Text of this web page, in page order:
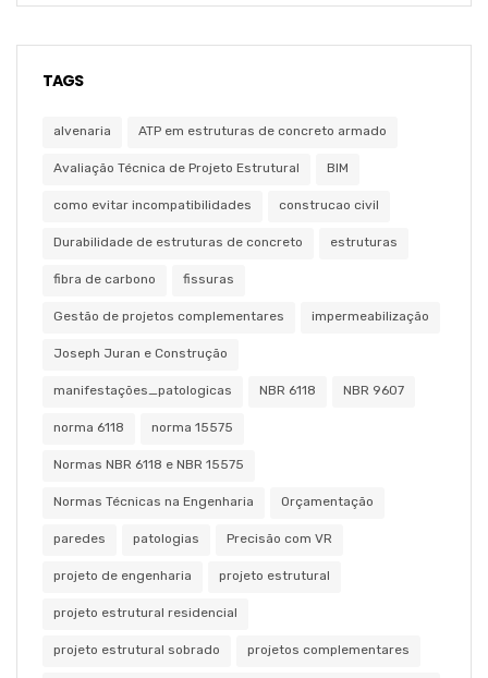
TAGS
alvenaria ATP em estruturas de concreto armado
Avaliação Técnica de Projeto Estrutural BIM
como evitar incompatibilidades construcao civil
Durabilidade de estruturas de concreto estruturas
fibra de carbono fissuras
Gestão de projetos complementares impermeabilização
Joseph Juran e Construção
manifestações_patologicas NBR 6118 NBR 9607
norma 6118 norma 15575
Normas NBR 6118 e NBR 15575
Normas Técnicas na Engenharia Orçamentação
paredes patologias Precisão com VR
projeto de engenharia projeto estrutural
projeto estrutural residencial
projeto estrutural sobrado projetos complementares